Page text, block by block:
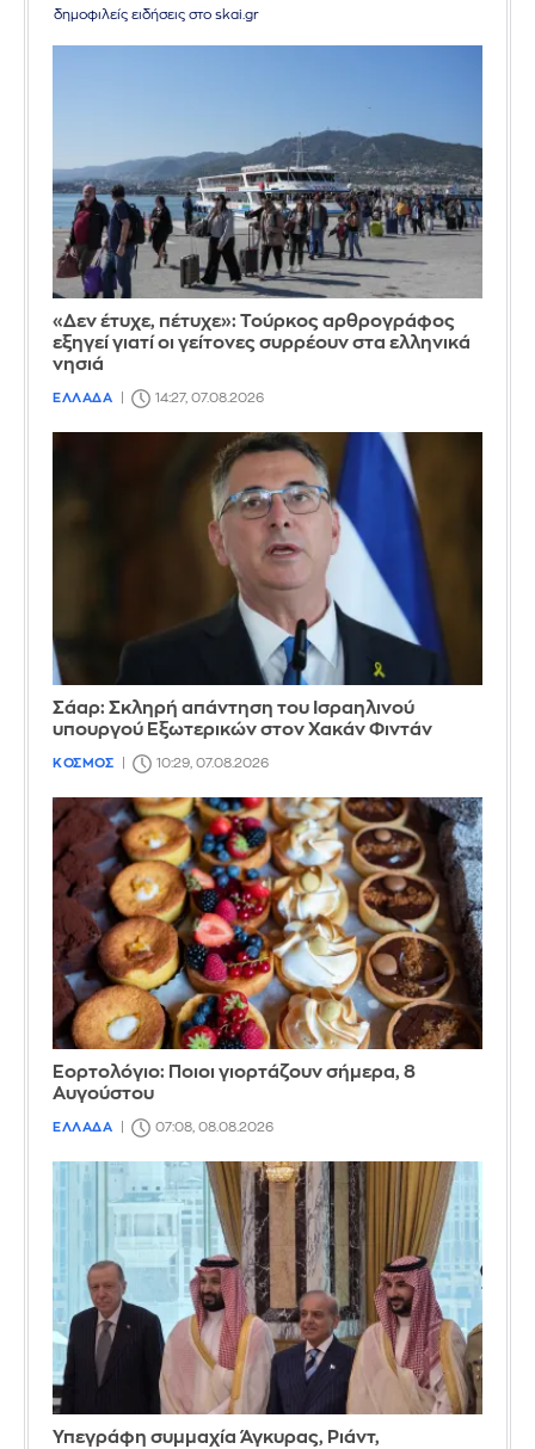
δημοφιλείς ειδήσεις στο skai.gr
«Δεν έτυχε, πέτυχε»: Τούρκος αρθρογράφος
εξηγεί γιατί οι γείτονες συρρέουν στα ελληνικά
νησιά
ΕΛΛΑΔΑ 14:27, 07.08.2026
Σάαρ: Σκληρή απάντηση του Ισραηλινού
υπουργού Εξωτερικών στον Χακάν Φιντάν
ΚΟΣΜΟΣ 10:29, 07.08.2026
Εορτολόγιο: Ποιοι γιορτάζουν σήμερα, 8
Αυγούστου
ΕΛΛΑΔΑ 07:08, 08.08.2026
Υπεγράφη συμμαχία Άγκυρας, Ριάντ,